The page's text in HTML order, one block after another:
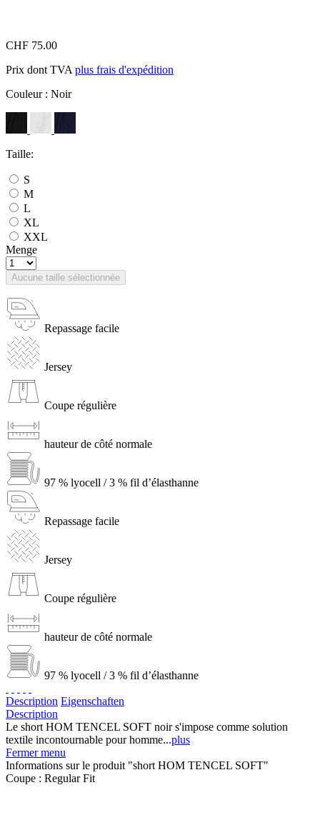
CHF 75.00
Prix dont TVA plus frais d'expédition
Couleur : Noir
Taille:
S
M
L
XL
XXL
Menge
Aucune taille sélectionnée
Repassage facile
Jersey
Coupe régulière
hauteur de côté normale
97 % lyocell / 3 % fil d’élasthanne
Repassage facile
Jersey
Coupe régulière
hauteur de côté normale
97 % lyocell / 3 % fil d’élasthanne
Description Eigenschaften
Description
Le short HOM TENCEL SOFT noir s'impose comme solution
textile incontournable pour homme...plus
Fermer menu
Informations sur le produit "short HOM TENCEL SOFT"
Coupe : Regular Fit